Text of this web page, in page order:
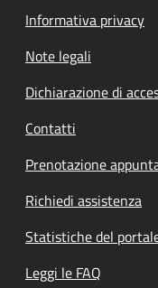
Informativa privacy
Note legali
Dichiarazione di
Contatti
Prenotazione
Richiedi assistenza
Statistiche del
Leggi le FAQ